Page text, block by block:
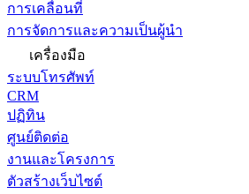
การเคลื่อนที่
การจัดการและความเป็นผู้นำ
เครื่องมือ
ระบบโทรศัพท์
CRM
ปฏิทิน
ศูนย์ติดต่อ
งานและโครงการ
ตัวสร้างเว็บไซต์